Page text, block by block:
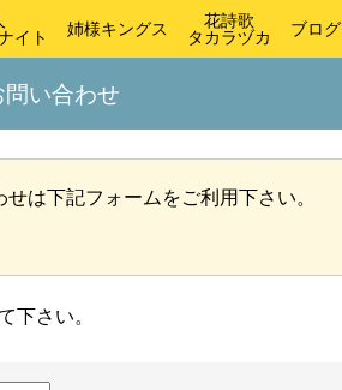
イト
姉様キングス
花詩歌
タカラヅカ
ブログ
問い合わせ
は下記フォームをご利用下さい。
下さい。